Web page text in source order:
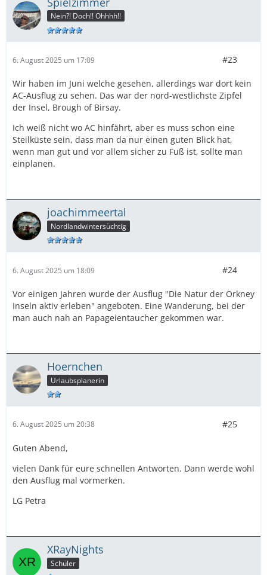
Nein?! Doch!! Ohhhh!!
6. August 2025 um 17:09 #23
Wir haben im Juni welche gesehen, allerdings war dort kein
AC-Ausflug zu sehen. Das war der nord-westlichste Zipfel
der Insel, Brough of Birsay.
Ich weiß nicht wo AC hinfährt, aber es muss schon eine
Steilküste sein, dass man da nur einen guten Blick hat,
wenn man gut und vor allem sicher zu Fuß ist, sollte man
einplanen.
joachimmeertal
Nordlandwintersüchtig
6. August 2025 um 18:09 #24
Vor einigen Jahren wurde der Ausflug "Die Natur der Orkney
Inseln aktiv erleben" angeboten. Eine Wanderung, bei der
man auch nah an Papageientaucher gekommen war.
Hoernchen
Urlaubsplanerin
6. August 2025 um 20:38 #25
Guten Abend,
vielen Dank für eure schnellen Antworten. Dann werde wohl
den Ausflug mal vormerken.
LG Petra
XRayNights
Schüler